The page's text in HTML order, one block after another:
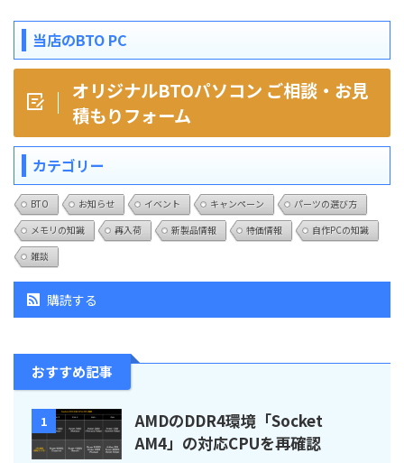
当店のBTO PC
オリジナルBTOパソコン ご相談・お見
積もりフォーム
カテゴリー
BTO お知らせ イベント キャンペーン
パーツの選び方
メモリの知識
再入荷 新製品情報 特価情報
自作PCの知識
雑談
購読する
おすすめ記事
1
AMDのDDR4環境「Socket
AM4」の対応CPUを再確認